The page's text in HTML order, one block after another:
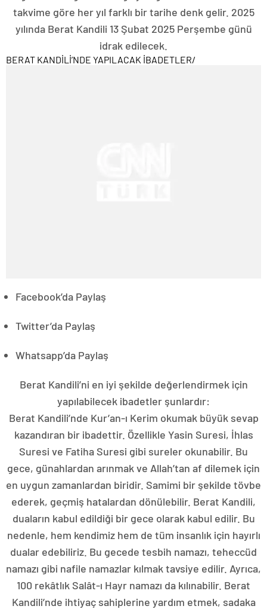
takvime göre her yıl farklı bir tarihe denk gelir. 2025
yılında Berat Kandili 13 Şubat 2025 Perşembe günü
idrak edilecek.
BERAT KANDİLİ’NDE YAPILACAK İBADETLER/
Facebook’da Paylaş
Twitter’da Paylaş
Whatsapp’da Paylaş
Berat Kandili’ni en iyi şekilde değerlendirmek için
yapılabilecek ibadetler şunlardır:
Berat Kandili’nde Kur’an-ı Kerim okumak büyük sevap
kazandıran bir ibadettir. Özellikle Yasin Suresi, İhlas
Suresi ve Fatiha Suresi gibi sureler okunabilir. Bu
gece, günahlardan arınmak ve Allah’tan af dilemek için
en uygun zamanlardan biridir. Samimi bir şekilde tövbe
ederek, geçmiş hatalardan dönülebilir. Berat Kandili,
duaların kabul edildiği bir gece olarak kabul edilir. Bu
nedenle, hem kendimiz hem de tüm insanlık için hayırlı
dualar edebiliriz. Bu gecede tesbih namazı, teheccüd
namazı gibi nafile namazlar kılmak tavsiye edilir. Ayrıca,
100 rekâtlık Salât-ı Hayr namazı da kılınabilir. Berat
Kandili’nde ihtiyaç sahiplerine yardım etmek, sadaka